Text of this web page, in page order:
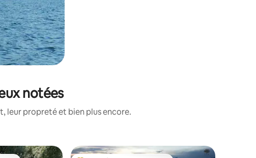
notées
leur propreté et bien plus encore.